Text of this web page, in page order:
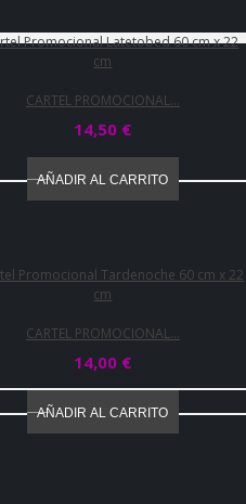
CARTEL PROMOCIONAL...
14,50 €
AÑADIR AL CARRITO
CARTEL PROMOCIONAL...
14,00 €
AÑADIR AL CARRITO